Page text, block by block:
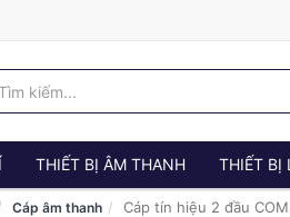
THIẾT BỊ ÂM THANH THIẾT BỊ
Cáp âm thanh Cáp tín hiệu 2 đầu